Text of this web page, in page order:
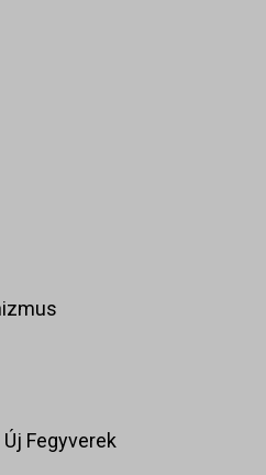
Új Fegyverek